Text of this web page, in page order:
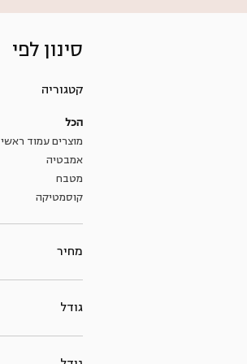
סינון לפי
קטגוריה
הכל
מוצרים עמוד ראשי
אמבטיה
מטבח
קוסמטיקה
מחיר
גודל